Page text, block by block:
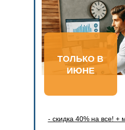
- скидка 40% на все! +
ТОЛЬКО В
ИЮНЕ